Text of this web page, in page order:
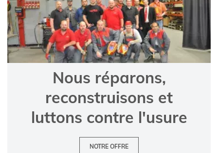
Nous réparons,
reconstruisons et
luttons contre l'usure
NOTRE OFFRE